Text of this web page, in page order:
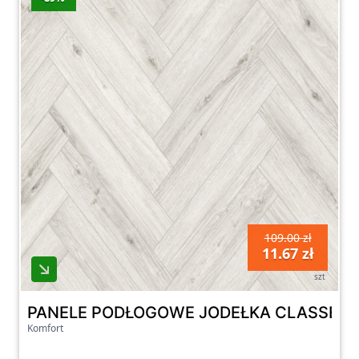
oryginalny wygląd.
W naszej kategorii panele podłogowe
znajdziesz także produkty o różnej szerokości
i długości, które pozwolą Ci stworzyć
interesujące kompozycje i aranżacje podłóg.
Niezależnie od tego, czy preferujesz klasyczny
styl czy nowoczesne rozwiązania, na naszej
stronie znajdziesz panele podłogowe, które
spełnią Twoje oczekiwania i sprawią, że Twoje
wnętrze będzie doskonale wykończone.
109.00 zł
11.67 zł
szt
PANELE PODŁOGOWE JODEŁKA
Komfort